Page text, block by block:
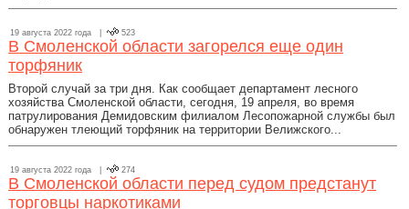
19 августа 2022 года | 523
В Смоленской области загорелся еще один
торфяник
Второй случай за три дня. Как сообщает департамент лесного
хозяйства Смоленской области, сегодня, 19 апреля, во время
патрулирования Демидовским филиалом Лесопожарной службы был
обнаружен тлеющий торфяник на территории Велижского...
19 августа 2022 года | 274
В Смоленской области перед судом предстанут
торговцы наркотиками